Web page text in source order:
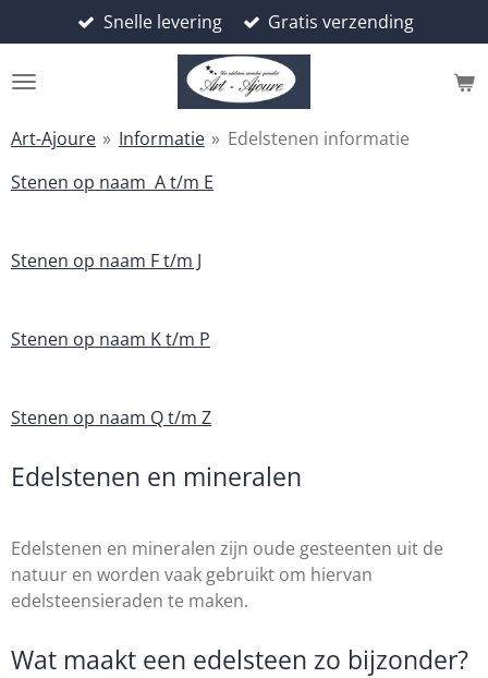
direct
naar
hoofdinhoud
Snelle levering Gratis verzending
Art-Ajoure » Informatie » Edelstenen informatie
Stenen op naam A t/m E
Stenen op naam F t/m J
Stenen op naam K t/m P
Stenen op naam Q t/m Z
Edelstenen en mineralen
Edelstenen en mineralen zijn oude gesteenten uit de
natuur en worden vaak gebruikt om hiervan
edelsteensieraden te maken.
Wat maakt een edelsteen zo bijzonder?